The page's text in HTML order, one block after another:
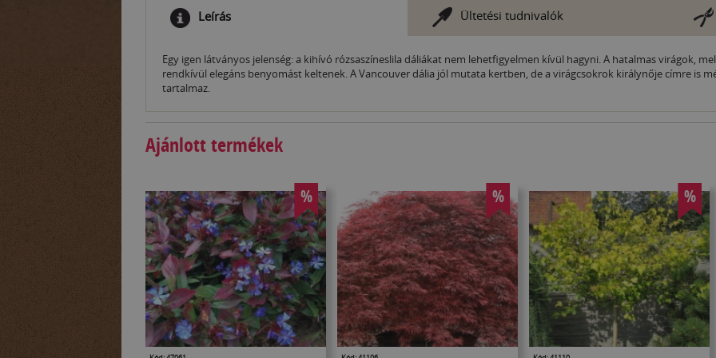
Leírás Ültetési tudnivalók
Egy igen látványos jelenség: a kihívó rózsaszíneslila dáliákat nem lehetfigyelmen kívül hagyni. A hatalmas virágok,
rendkívül elegáns benyomást keltenek. A Vancouver dália jól mutata kertben, de a virágcsokrok királynője címre is
tartalmaz.
Ajánlott termékek
% % %